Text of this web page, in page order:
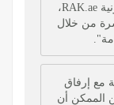
موقع بوابة الحكومة الإلكترونية RAK.ae،
من خلال
مع إرفاق
الممكن أن